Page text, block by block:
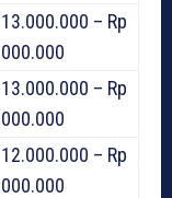
– Rp
– Rp
– Rp